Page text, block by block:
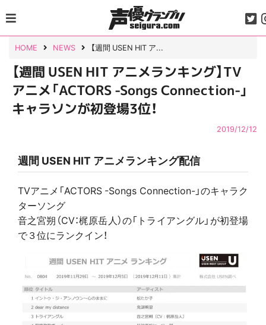
to
content
HOME NEWS 【週間 USEN HIT ア...
【週間 USEN HIT アニメランキング】TV
アニメ「ACTORS -Songs Connection-」
キャラソンが初登場3位！
2019/12/12
週間 USEN HIT アニメランキング配信
TVアニメ「ACTORS -Songs Connection-」のキャラク
ターソング
音之宮朔（CV：梶原岳人）の「トライアングル」が初登場
で３位にランクイン！